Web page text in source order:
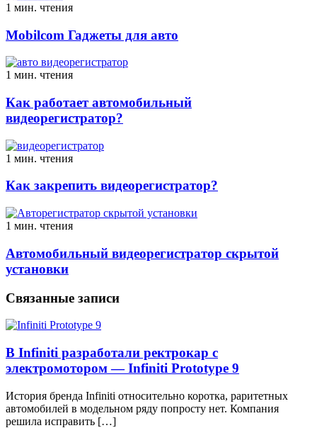
1 мин. чтения
Mobilcom Гаджеты для авто
1 мин. чтения
Как работает автомобильный
видеорегистратор?
1 мин. чтения
Как закрепить видеорегистратор?
1 мин. чтения
Автомобильный видеорегистратор скрытой
установки
Связанные записи
В Infiniti разработали ректрокар с
электромотором — Infiniti Prototype 9
История бренда Infiniti относительно коротка, раритетных
автомобилей в модельном ряду попросту нет. Компания
решила исправить […]